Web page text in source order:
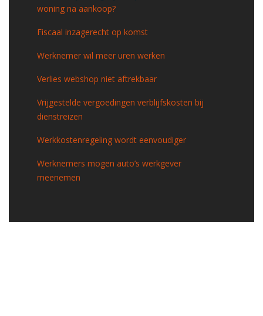
woning na aankoop?
Fiscaal inzagerecht op komst
Werknemer wil meer uren werken
Verlies webshop niet aftrekbaar
Vrijgestelde vergoedingen verblijfskosten bij
dienstreizen
Werkkostenregeling wordt eenvoudiger
Werknemers mogen auto’s werkgever
meenemen